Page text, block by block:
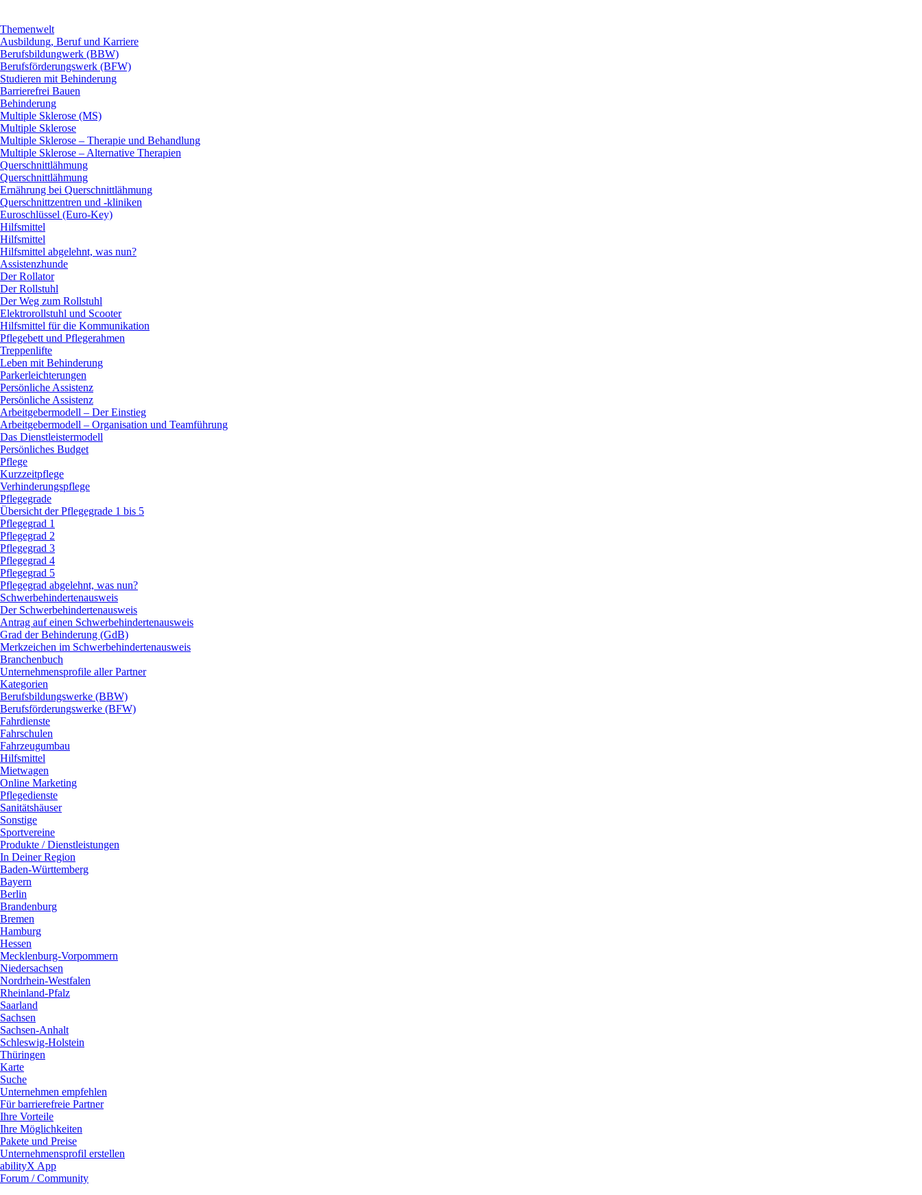
Themenwelt
Ausbildung, Beruf und Karriere
Berufsbildungwerk (BBW)
Berufsförderungswerk (BFW)
Studieren mit Behinderung
Barrierefrei Bauen
Behinderung
Multiple Sklerose (MS)
Multiple Sklerose
Multiple Sklerose – Therapie und Behandlung
Multiple Sklerose – Alternative Therapien
Querschnittlähmung
Querschnittlähmung
Ernährung bei Querschnittlähmung
Querschnittzentren und -kliniken
Euroschlüssel (Euro-Key)
Hilfsmittel
Hilfsmittel
Hilfsmittel abgelehnt, was nun?
Assistenzhunde
Der Rollator
Der Rollstuhl
Der Weg zum Rollstuhl
Elektrorollstuhl und Scooter
Hilfsmittel für die Kommunikation
Pflegebett und Pflegerahmen
Treppenlifte
Leben mit Behinderung
Parkerleichterungen
Persönliche Assistenz
Persönliche Assistenz
Arbeitgebermodell – Der Einstieg
Arbeitgebermodell – Organisation und Teamführung
Das Dienstleistermodell
Persönliches Budget
Pflege
Kurzzeitpflege
Verhinderungspflege
Pflegegrade
Übersicht der Pflegegrade 1 bis 5
Pflegegrad 1
Pflegegrad 2
Pflegegrad 3
Pflegegrad 4
Pflegegrad 5
Pflegegrad abgelehnt, was nun?
Schwerbehindertenausweis
Der Schwerbehindertenausweis
Antrag auf einen Schwerbehindertenausweis
Grad der Behinderung (GdB)
Merkzeichen im Schwerbehindertenausweis
Branchenbuch
Unternehmensprofile aller Partner
Kategorien
Berufsbildungswerke (BBW)
Berufsförderungswerke (BFW)
Fahrdienste
Fahrschulen
Fahrzeugumbau
Hilfsmittel
Mietwagen
Online Marketing
Pflegedienste
Sanitätshäuser
Sonstige
Sportvereine
Produkte / Dienstleistungen
In Deiner Region
Baden-Württemberg
Bayern
Berlin
Brandenburg
Bremen
Hamburg
Hessen
Mecklenburg-Vorpommern
Niedersachsen
Nordrhein-Westfalen
Rheinland-Pfalz
Saarland
Sachsen
Sachsen-Anhalt
Schleswig-Holstein
Thüringen
Karte
Suche
Unternehmen empfehlen
Für barrierefreie Partner
Ihre Vorteile
Ihre Möglichkeiten
Pakete und Preise
Unternehmensprofil erstellen
abilityX App
Forum / Community